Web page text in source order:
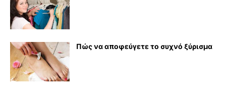
Πώς να αποφεύγετε το συχνό ξύρισμα